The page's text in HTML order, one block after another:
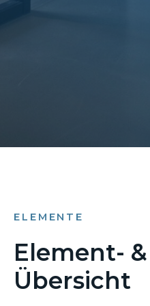
ELEMENTE
Element-
Übersicht